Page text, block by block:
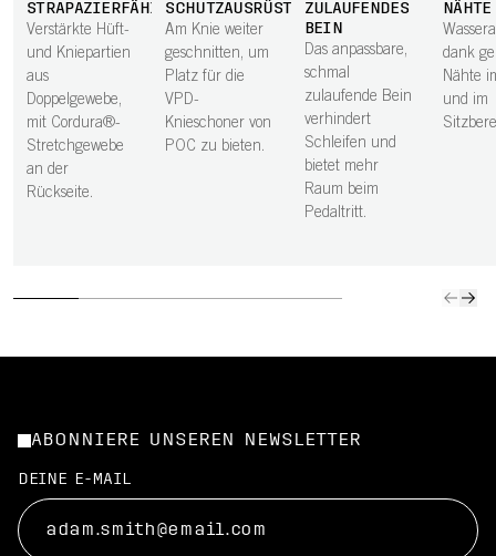
STRAPAZIERFÄHIG
Verstärkte Hüft-
und Kniepartien
aus
Doppelgewebe,
mit Cordura®-
Stretchgewebe
an der
Rückseite.
SCHUTZAUSRÜSTUNG
Am Knie weiter
geschnitten, um
Platz für die
VPD-
Knieschoner von
POC zu bieten.
ZULAUFENDES
BEIN
Das anpassbare,
schmal
zulaufende Bein
verhindert
Schleifen und
bietet mehr
Raum beim
Pedaltritt.
NÄHTE
dank
Nähte
und im
ABONNIERE UNSEREN NEWSLETTER
DEINE E-MAIL